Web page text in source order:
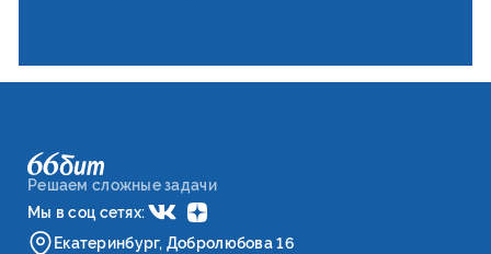
Решаем сложные задачи
Мы в соц сетях:
Екатеринбург, Добролюбова 16